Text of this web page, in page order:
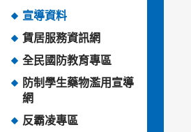
宣導資料
賃居服務資訊網
全民國防教育專區
防制學生藥物濫用宣導
網
反霸凌專區